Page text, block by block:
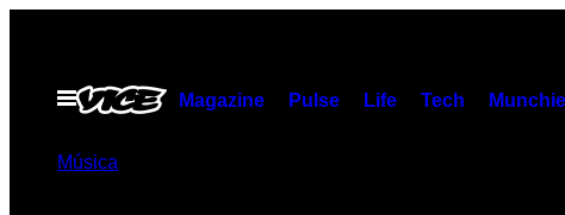
contentOpen
Menu
Magazine Pulse Life Tech
Música